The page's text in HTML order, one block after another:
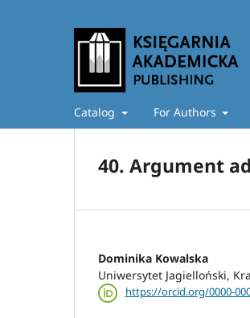
Catalog For Authors
40. Argument
Dominika Kowalska
Uniwersytet Jagielloński,
https://orcid.org/0000-